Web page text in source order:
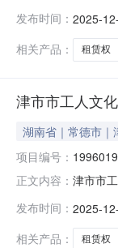
发布时间： 2025-
相关产品：
租赁权
津市市工人文
湖南省｜常德市｜
项目编号：
正文内容： 津市市
发布时间： 2025-
相关产品：
租赁权